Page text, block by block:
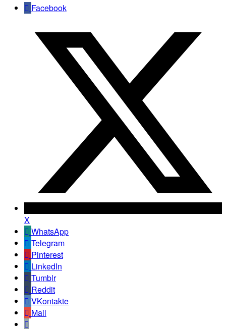
Facebook
X
WhatsApp
Telegram
Pinterest
LinkedIn
Tumblr
Reddit
VKontakte
Mail